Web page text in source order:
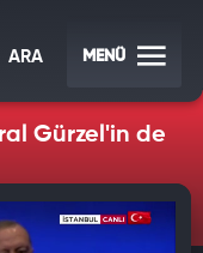
ARA MENÜ
Gürzel'in de